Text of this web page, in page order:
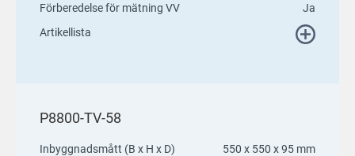
Förberedelse för mätning VV
Ja
Artikellista
P8800-TV-58
Inbyggnadsmått (B x H x D)
550 x 550 x 95 mm